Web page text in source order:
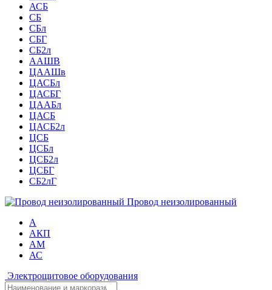
АСБ
СБ
СБл
СБГ
СБ2л
ААШВ
ЦААШв
ЦАСБл
ЦАСБГ
ЦААБл
ЦАСБ
ЦАСБ2л
ЦСБ
ЦСБл
ЦСБ2л
ЦСБГ
СБ2лГ
Провод неизолированный
А
АКП
АМ
АС
Электрощитовое оборудования